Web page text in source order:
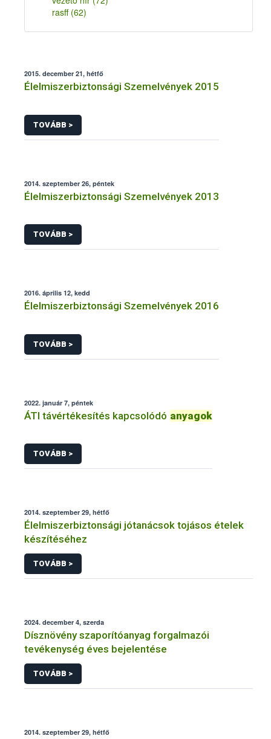
rasff (62)
2015. december 21, hétfő
Élelmiszerbiztonsági Szemelvények 2015
TOVÁBB >
2014. szeptember 26, péntek
Élelmiszerbiztonsági Szemelvények 2013
TOVÁBB >
2016. április 12, kedd
Élelmiszerbiztonsági Szemelvények 2016
TOVÁBB >
2022. január 7, péntek
ÁTI távértékesítés kapcsolódó anyagok
TOVÁBB >
2014. szeptember 29, hétfő
Élelmiszerbiztonsági jótanácsok tojásos ételek
készítéséhez
TOVÁBB >
2024. december 4, szerda
Dísznövény szaporítóanyag forgalmazói
tevékenység éves bejelentése
TOVÁBB >
2014. szeptember 29, hétfő